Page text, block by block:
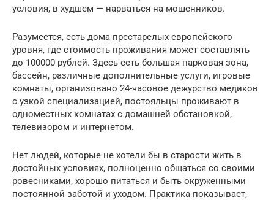
условия, в худшем — нарваться на мошенников.
Разумеется, есть дома престарелых европейского
уровня, где стоимость проживания может составлять
до 100000 рублей. Здесь есть большая парковая зона,
бассейн, различные дополнительные услуги, игровые
комнаты, организовано 24-часовое дежурство медиков
с узкой специализацией, постояльцы проживают в
одноместных комнатах с домашней обстановкой,
телевизором и интернетом.
Нет людей, которые не хотели бы в старости жить в
достойных условиях, полноценно общаться со своими
ровесниками, хорошо питаться и быть окруженными
постоянной заботой и уходом. Практика показывает,